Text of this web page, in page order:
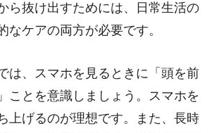
ら抜け出すためには、日常生活の
なケアの両方が必要です。
は、スマホを見るときに「頭を前
ことを意識しましょう。スマホを
上げるのが理想です。また、長時